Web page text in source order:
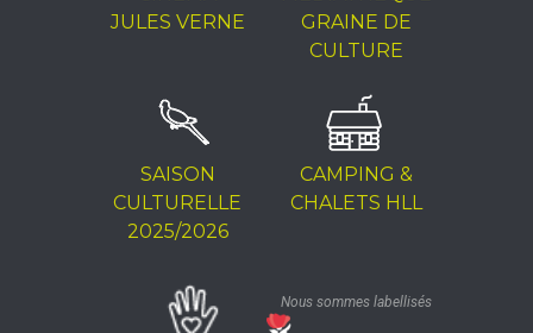
JULES VERNE
GRAINE DE
CULTURE
SAISON
CULTURELLE
2025/2026
CAMPING &
CHALETS HLL
Nous sommes labellisés